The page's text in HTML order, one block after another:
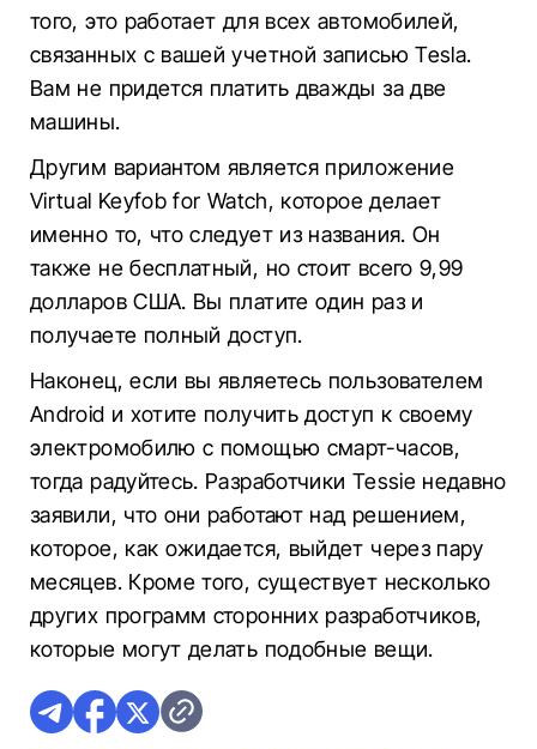
того, это работает для всех автомобилей,
связанных с вашей учетной записью Tesla.
Вам не придется платить дважды за две
машины.
Другим вариантом является приложение
Virtual Keyfob for Watch, которое делает
именно то, что следует из названия. Он
также не бесплатный, но стоит всего 9,99
долларов США. Вы платите один раз и
получаете полный доступ.
Наконец, если вы являетесь пользователем
Android и хотите получить доступ к своему
электромобилю с помощью смарт-часов,
тогда радуйтесь. Разработчики Tessie недавно
заявили, что они работают над решением,
которое, как ожидается, выйдет через пару
месяцев. Кроме того, существует несколько
других программ сторонних разработчиков,
которые могут делать подобные вещи.